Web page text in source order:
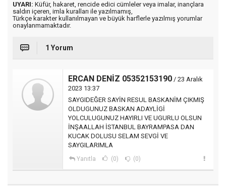
UYARI: Küfür, hakaret, rencide edici cümleler veya imalar, inançlara
saldırı içeren, imla kuralları ile yazılmamış,
Türkçe karakter kullanılmayan ve büyük harflerle yazılmış yorumlar
onaylanmamaktadır.
1 Yorum
ERCAN DENİZ 05352153190 / 23 Aralık
2023 13:37
SAYGIDEĞER SAYİN RESUL BASKANİM ÇIKMIŞ
OLDUGUNUZ BASKAN ADAYLİGİ
YOLCULUGUNUZ HAYIRLI VE UGURLU OLSUN
İNŞAALLAH İSTANBUL BAYRAMPASA DAN
KUCAK DOLUSU SELAM SEVGİ VE
SAYGILARIMLA
Yanıtla (0) (0)